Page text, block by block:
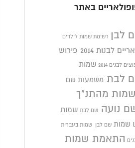
באתר
לבן רשימת שמות לילדים
לבנות 2014 פירוש
לבנים 2014 שמות
לבת משמעות שם
שמות מהתנ"ך
נועה
שם לבת שמות
שמות שם לבן שמות בעברית
התאמת שמות